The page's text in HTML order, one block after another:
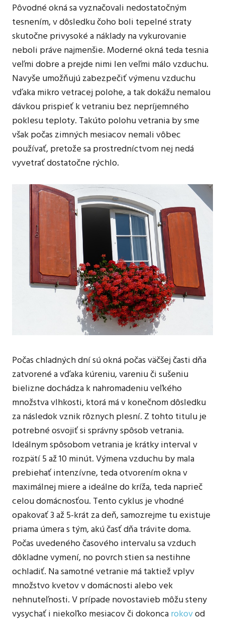
Pôvodné okná sa vyznačovali nedostatočným
tesnením, v dôsledku čoho boli tepelné straty
skutočne privysoké a náklady na vykurovanie
neboli práve najmenšie. Moderné okná teda tesnia
veľmi dobre a prejde nimi len veľmi málo vzduchu.
Navyše umožňujú zabezpečiť výmenu vzduchu
vďaka mikro vetracej polohe, a tak dokážu nemalou
dávkou prispieť k vetraniu bez nepríjemného
poklesu teploty. Takúto polohu vetrania by sme
však počas zimných mesiacov nemali vôbec
používať, pretože sa prostredníctvom nej nedá
vyvetrať dostatočne rýchlo.
Počas chladných dní sú okná počas väčšej časti dňa
zatvorené a vďaka kúreniu, vareniu či sušeniu
bielizne dochádza k nahromadeniu veľkého
množstva vlhkosti, ktorá má v konečnom dôsledku
za následok vznik rôznych plesní. Z tohto titulu je
potrebné osvojiť si správny spôsob vetrania.
Ideálnym spôsobom vetrania je krátky interval v
rozpätí 5 až 10 minút. Výmena vzduchu by mala
prebiehať intenzívne, teda otvorením okna v
maximálnej miere a ideálne do kríža, teda naprieč
celou domácnosťou. Tento cyklus je vhodné
opakovať 3 až 5-krát za deň, samozrejme tu existuje
priama úmera s tým, akú časť dňa trávite doma.
Počas uvedeného časového intervalu sa vzduch
dôkladne vymení, no povrch stien sa nestihne
ochladiť. Na samotné vetranie má taktiež vplyv
množstvo kvetov v domácnosti alebo vek
nehnuteľnosti. V prípade novostavieb môžu steny
vysychať i niekoľko mesiacov či dokoncarokovod